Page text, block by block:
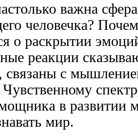
важна
человечка?
о раскрытии
реакции
связаны с
в развитии
мир.